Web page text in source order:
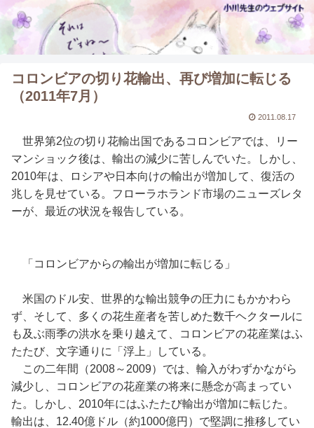
コロンビアの切り花輸出、再び増加に転じる
（2011年7月）
2011.08.17
世界第2位の切り花輸出国であるコロンビアでは、リー
マンショック後は、輸出の減少に苦しんでいた。しかし、
2010年は、ロシアや日本向けの輸出が増加して、復活の
兆しを見せている。フローラホランド市場のニューズレタ
ーが、最近の状況を報告している。
「コロンビアからの輸出が増加に転じる」
米国のドル安、世界的な輸出競争の圧力にもかかわら
ず、そして、多くの花生産者を苦しめた数千ヘクタールに
も及ぶ雨季の洪水を乗り越えて、コロンビアの花産業はふ
たたび、文字通りに「浮上」している。
この二年間（2008～2009）では、輸入がわずかながら
減少し、コロンビアの花産業の将来に懸念が高まってい
た。しかし、2010年にはふたたび輸出が増加に転じた。
輸出は、12.40億ドル（約1000億円）で堅調に推移してい